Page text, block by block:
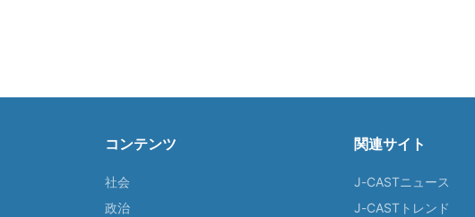
コンテンツ
社会
政治
関連サイト
J-CASTニュース
J-CASTトレンド